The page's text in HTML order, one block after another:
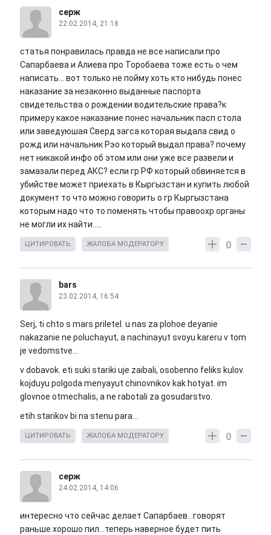
серж
22.02.2014, 21:18
статья понравилась правда не все написали про
Сапарбаева и Алиева про Торобаева тоже есть о чем
написать... вот только не пойму хоть кто нибудь понес
наказание за незаконно выданные паспорта
свидетельства о рождении водительские права?к
примеру какое наказание понес начальник пасп стола
или заведуюшая Сверд загса которая выдала свид о
рожд или начальник Рэо который выдал права? почему
нет никакой инфо об этом или они уже все развели и
замазали перед АКС? если гр РФ который обвиняется в
убийстве может приехать в Кыргызстан и купить любой
документ то что можно говорить о гр Кыргызстана
которым надо что то поменять чтобы правоохр органы
не могли их найти.....
0
ЦИТИРОВАТЬ ЖАЛОБА МОДЕРАТОРУ
bars
23.02.2014, 16:54
Serj, ti chto s mars priletel. u nas za plohoe deyanie
nakazanie ne poluchayut, a nachinayut svoyu kareru v tom
je vedomstve...
v dobavok. eti suki stariki uje zaibali, osobenno feliks kulov.
kojduyu polgoda menyayut chinovnikov kak hotyat. im
glovnoe otmechalis, a ne rabotali za gosudarstvo.
etih starikov bi na stenu para...
0
ЦИТИРОВАТЬ ЖАЛОБА МОДЕРАТОРУ
серж
24.02.2014, 14:06
интересно что сейчас делает Сапарбаев...говорят
раньше хорошо пил...теперь наверное будет пить